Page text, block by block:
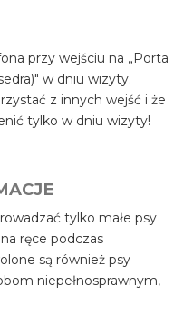
przy wejściu na „Porta
w dniu wizyty.
z innych wejść i że
tylko w dniu wizyty!
tylko małe psy
ręce podczas
są również psy
niepełnosprawnym,